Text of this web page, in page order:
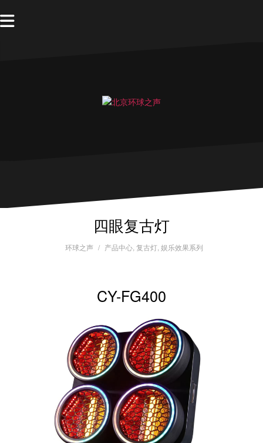
四眼复古灯
环球之声 产品中心, 复古灯, 娱乐效果系列
CY-FG400